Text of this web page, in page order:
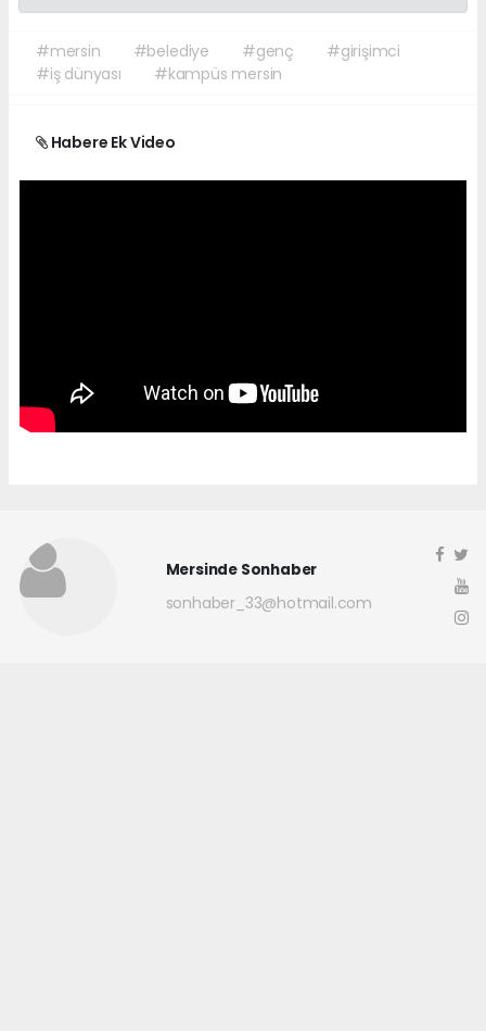
#mersin #belediye #genç
#girişimci
#iş dünyası
#kampüs mersin
Habere Ek Video
Mersinde Sonhaber
sonhaber_33@hotmail.com